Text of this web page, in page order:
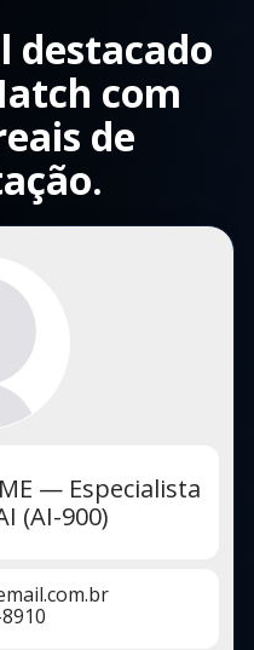
destacado
com
de
— Especialista
(AI-900)